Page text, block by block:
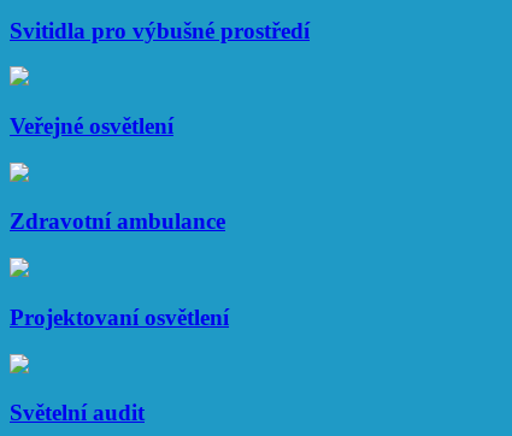
Svitidla pro výbušné prostředí
Veřejné osvětlení
Zdravotní ambulance
Projektovaní osvětlení
Světelní audit